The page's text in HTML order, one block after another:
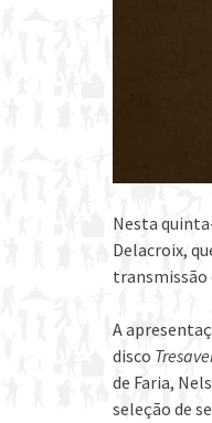
Nesta
Delacroix,
transmissão
A
disco
de Faria,
seleção de